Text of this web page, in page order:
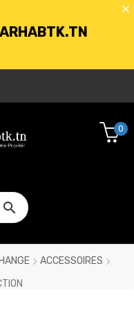

0
ACCESSOIRES